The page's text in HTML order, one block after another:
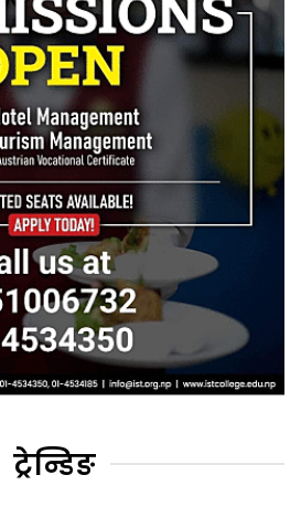
ट्रेन्डिङ